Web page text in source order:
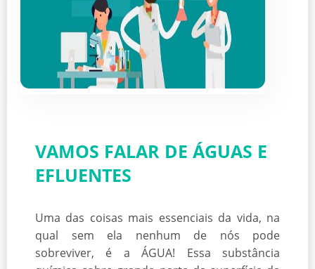
VAMOS FALAR DE ÁGUAS E
EFLUENTES
Uma das coisas mais essenciais da vida, na
qual sem ela nenhum de nós pode
sobreviver, é a ÁGUA! Essa substância